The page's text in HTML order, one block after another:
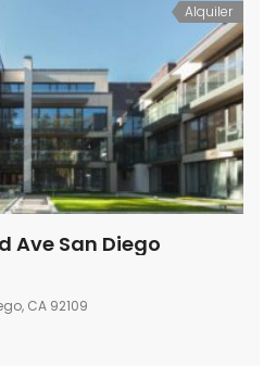
Alquiler
Ave San Diego
CA 92109